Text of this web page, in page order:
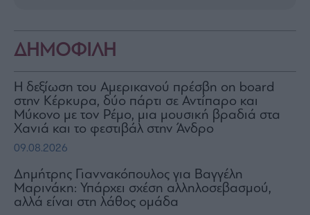
ΔΗΜΟΦΙΛΗ
H δεξίωση του Αμερικανού πρέσβη on board
στην Κέρκυρα, δύο πάρτι σε Αντίπαρο και
Μύκονο με τον Ρέμο, μια μουσική βραδιά στα
Χανιά και το φεστιβάλ στην Άνδρο
09.08.2026
Δημήτρης Γιαννακόπουλος για Βαγγέλη
Μαρινάκη: Υπάρχει σχέση αλληλοσεβασμού,
αλλά είναι στη λάθος ομάδα